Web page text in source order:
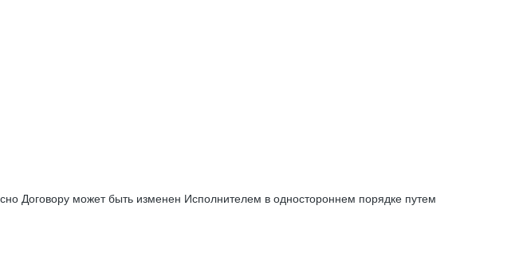
Договору может быть изменен Исполнителем в одностороннем порядке путем